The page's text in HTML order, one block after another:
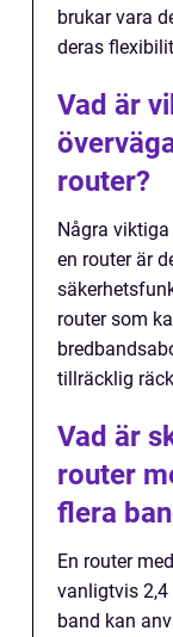
brukar vara
deras
Vad är
router?
Några
en router är
router som
tillräcklig
Vad är
router
flera
En router
vanligtvis 2,4
band kan